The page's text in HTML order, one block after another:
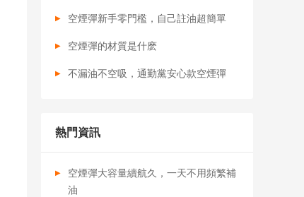
空煙彈新手零門檻，自己註油超簡單
空煙彈的材質是什麽
不漏油不空吸，通勤黨安心款空煙彈
熱門資訊
空煙彈大容量續航久，一天不用頻繁補
油